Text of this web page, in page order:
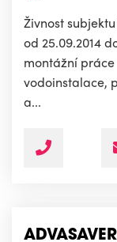
Živnost
od 25.09.2014
montážní
vodoinstalace,
a...